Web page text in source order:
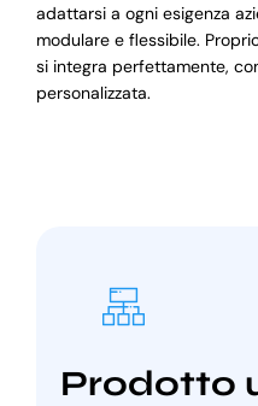
adattarsi a ogni esigenza
modulare e flessibile.
si integra perfettamente,
personalizzata.
Prodotto